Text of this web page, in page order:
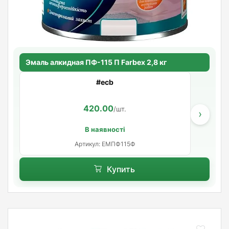
Эмаль алкидная ПФ-115 П Farbex 2,8 кг
#ecb
420.00/шт.
В наявності
Артикул: ЕМПФ115Ф
›
Купить